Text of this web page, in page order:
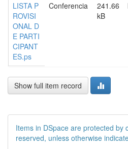
LISTA P
ROVISI
ONAL D
E PARTI
CIPANT
ES.ps
Conferencia
241.66
kB
Show full item record
Items in DSpace are protected by
reserved, unless otherwise